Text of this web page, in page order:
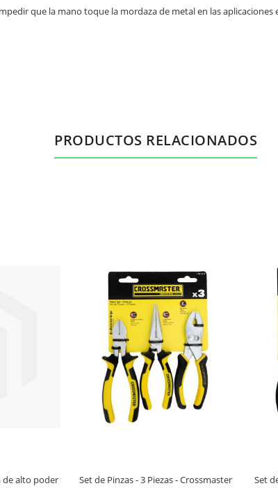
que la mano toque la mordaza de metal en las aplicaciones
PRODUCTOS RELACIONADOS
de alto poder
Set de Pinzas - 3 Piezas - Crossmaster Set